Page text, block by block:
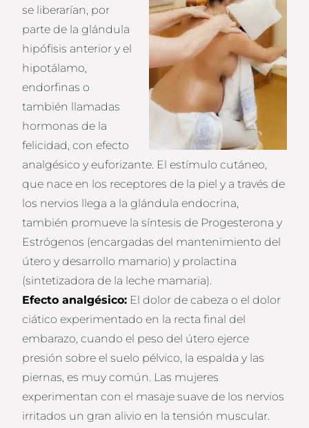
se liberarían, por
parte de la glándula
hipófisis anterior y el
hipotálamo,
endorfinas o
también llamadas
hormonas de la
felicidad, con efecto
analgésico y euforizante. El estímulo cutáneo,
que nace en los receptores de la piel y a través de
los nervios llega a la glándula endocrina,
también promueve la síntesis de Progesterona y
Estrógenos (encargadas del mantenimiento del
útero y desarrollo mamario) y prolactina
(sintetizadora de la leche mamaria).
Efecto analgésico: El dolor de cabeza o el dolor
ciático experimentado en la recta final del
embarazo, cuando el peso del útero ejerce
presión sobre el suelo pélvico, la espalda y las
piernas, es muy común. Las mujeres
experimentan con el masaje suave de los nervios
irritados un gran alivio en la tensión muscular.